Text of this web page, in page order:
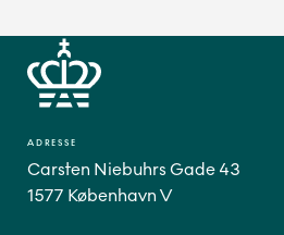
ADRESSE
Carsten Niebuhrs Gade 43
1577 København V